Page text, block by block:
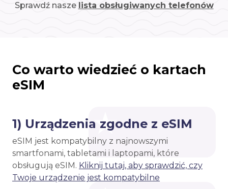
Sprawdź nasze lista obsługiwanych telefonów
Co warto wiedzieć o kartach
eSIM
1) Urządzenia zgodne z eSIM
eSIM jest kompatybilny z najnowszymi
smartfonami, tabletami i laptopami, które
obsługują eSIM. Kliknij tutaj, aby sprawdzić, czy
Twoje urządzenie jest kompatybilne